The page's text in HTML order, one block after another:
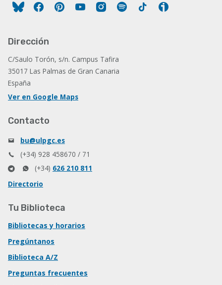
FacebookPinterestYouTubeInstagram
Spotify Tiktok
Dirección
C/Saulo Torón, s/n. Campus Tafira
35017 Las Palmas de Gran Canaria
España
Ver en Google Maps
Contacto
bu@ulpgc.es
(+34) 928 458670 / 71
(+34) 626 210 811
Directorio
Tu Biblioteca
Bibliotecas y horarios
Pregúntanos
Biblioteca A/Z
Preguntas frecuentes